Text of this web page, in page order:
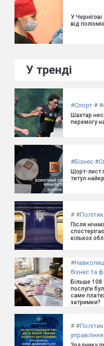
У
від
У тренді
#Спорт # #
Шахтар
перемогу
#Бізнес #
Шорт-лист
титул
# #
Після
кількох
#
бізнес та
Більше 108
послуги
саме
затримки?
# #
управління